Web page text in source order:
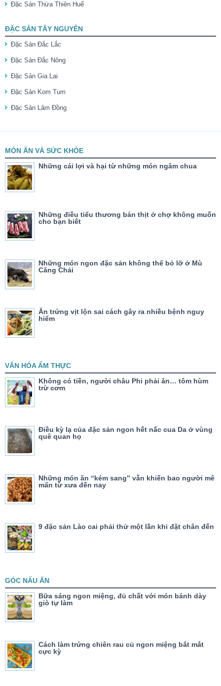
Đặc Sản Thừa Thiên Huế
ĐẶC SẢN TÂY NGUYÊN
Đặc Sản Đắc Lắc
Đặc Sản Đắc Nông
Đặc Sản Gia Lai
Đặc Sản Kom Tum
Đặc Sản Lâm Đồng
MÓN ĂN VÀ SỨC KHỎE
Những cái lợi và hại từ những món ngâm chua
Những điều tiểu thương bán thịt ở chợ không muốn
cho bạn biết
Những món ngon đặc sản không thể bỏ lỡ ở Mù
Căng Chải
Ăn trứng vịt lộn sai cách gây ra nhiều bệnh nguy
hiểm
VĂN HÓA ẨM THỰC
Không có tiền, người châu Phi phải ăn… tôm hùm
trừ cơm
Điều kỳ lạ của đặc sản ngon hết nấc cua Da ở vùng
quê quan họ
Những món ăn “kém sang” vẫn khiến bao người mê
mẩn từ xưa đến nay
9 đặc sản Lào cai phải thử một lần khi đặt chân đến
GÓC NẤU ĂN
Bữa sáng ngon miệng, đủ chất với món bánh dày
giò tự làm
Cách làm trứng chiên rau củ ngon miệng bắt mắt
cực kỳ